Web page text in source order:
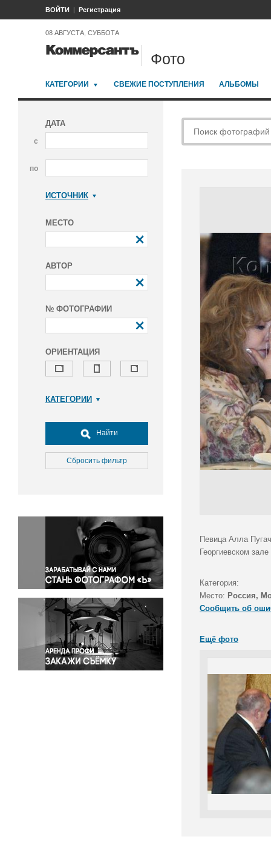
ВОЙТИ Регистрация
08 АВГУСТА, СУББОТА
Фото
КАТЕГОРИИ СВЕЖИЕ ПОСТУПЛЕНИЯ АЛЬБОМЫ
ДАТА
с
по
ИСТОЧНИК
МЕСТО
АВТОР
№ ФОТОГРАФИИ
ОРИЕНТАЦИЯ
КАТЕГОРИИ
Досуг, туризм и отдых
Культура
Медицина
Окружающая среда
Политика
Правосудие
Происшествия и конфликты
Религия
Светская жизнь
Спорт
Экология
Экономика и бизнес
Найти
Сбросить фильтр
Певица Алла
Георгиевском
Категория:
Место: Россия,
Сообщить об
Ещё фото